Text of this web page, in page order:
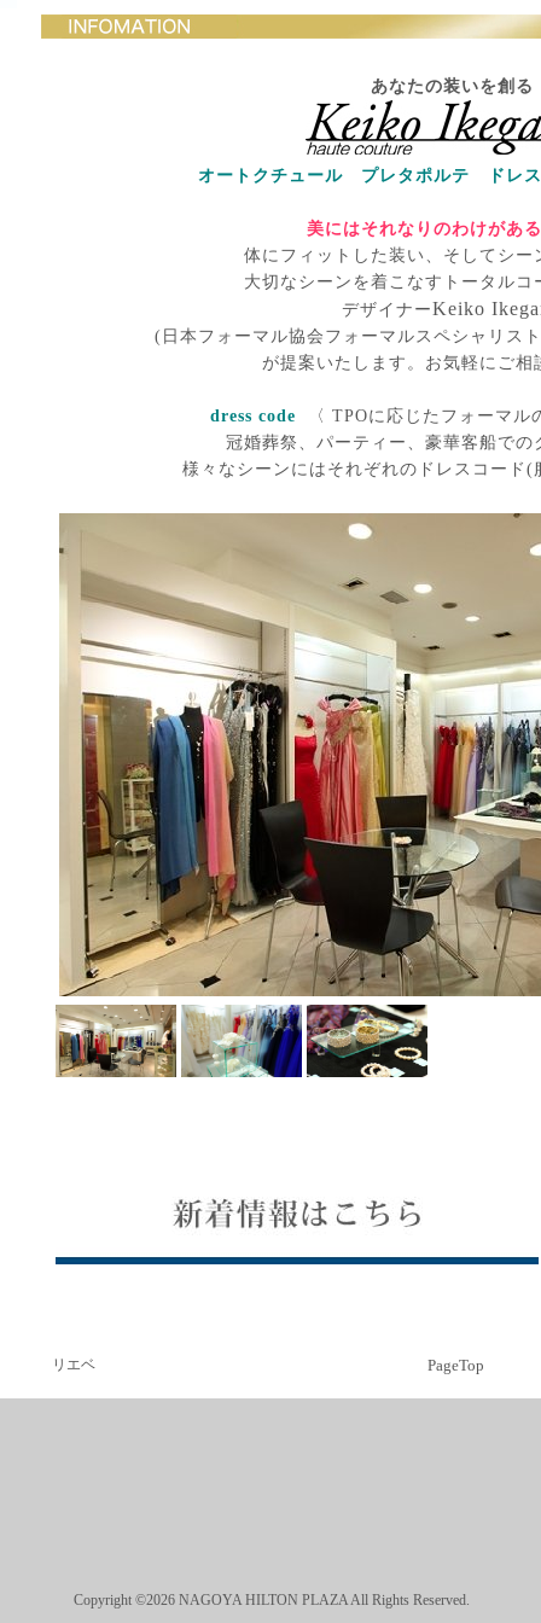
あなたの装いを創る
オートクチュール プレタポルテ ドレ
美にはそれなりのわけがあ
体にフィットした装い、そしてシー
大切なシーンを着こなすトータルコ
デザイナーKeiko
(日本フォーマル協会フォーマルスペシャリス
が提案いたします。お気軽にご相
dress code
〈 TPOに応じたフォーマ
冠婚葬祭、パーティー、豪華客船での
様々なシーンにはそれぞれのドレスコード(
リエベ PageTop
Copyright ©2026 NAGOYA HILTON PLAZA All Rights Reserved.